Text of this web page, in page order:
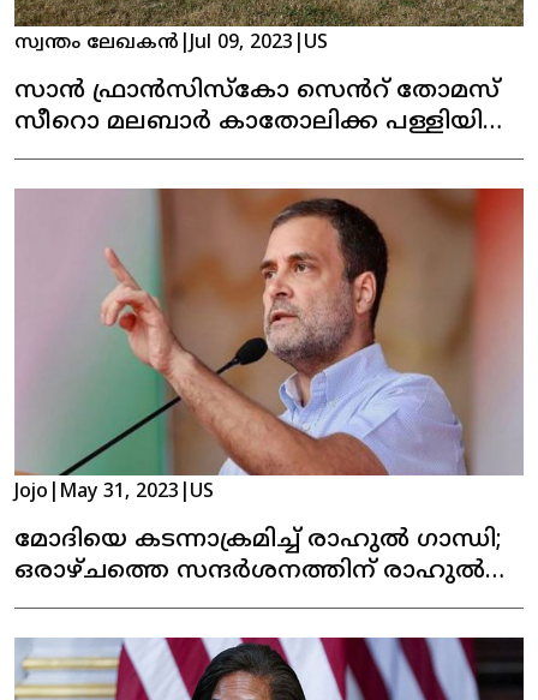
സ്വന്തം ലേഖകൻ |Jul 09, 2023 US
സാൻ ഫ്രാൻസിസ്കോ സെൻറ് തോമസ്
സീറൊ മലബാർ കാതോലിക്ക പള്ളിയിലെ
പെരുന്നാൾ കൊടിയേറി
Jojo May 31, 2023 US
മോദിയെ കടന്നാക്രമിച്ച് രാഹുൽ ഗാന്ധി;
ഒരാഴ്ചത്തെ സന്ദർശനത്തിന് രാഹുൽ
യുഎസില്‍ എത്തി